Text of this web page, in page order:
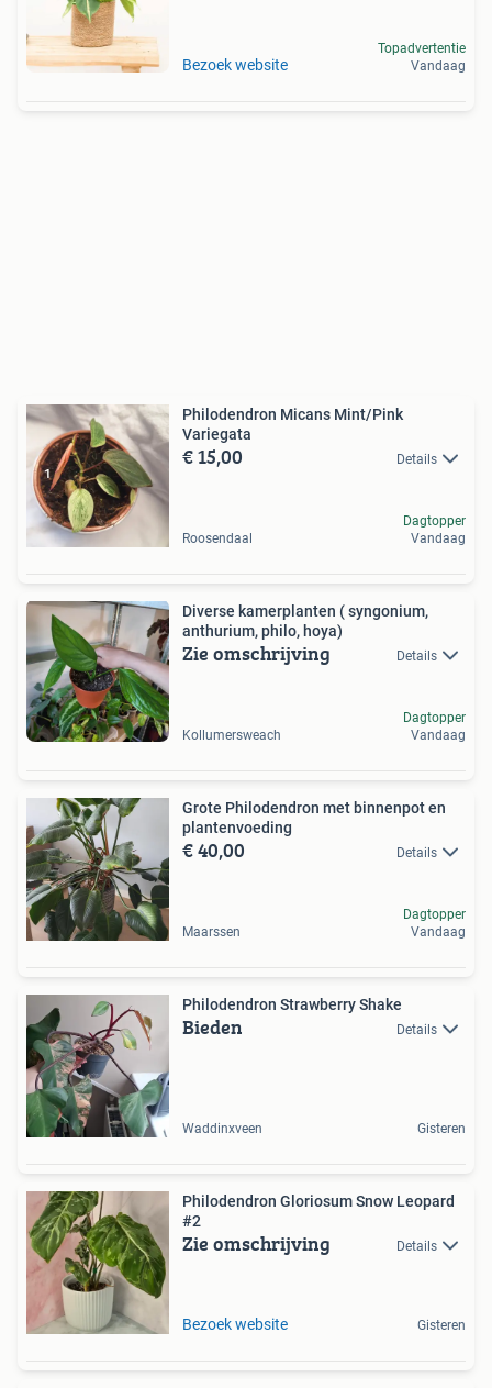
Bezoek website
Topadvertentie
Vandaag
Philodendron Micans Mint/Pink
Variegata
€ 15,00 Details
Roosendaal
Dagtopper
Vandaag
Diverse kamerplanten ( syngonium,
anthurium, philo, hoya)
Zie omschrijving Details
Kollumersweach
Dagtopper
Vandaag
Grote Philodendron met binnenpot en
plantenvoeding
€ 40,00 Details
Maarssen
Dagtopper
Vandaag
Philodendron Strawberry Shake
Bieden Details
Waddinxveen Gisteren
Philodendron Gloriosum Snow Leopard
#2
Zie omschrijving Details
Bezoek website Gisteren